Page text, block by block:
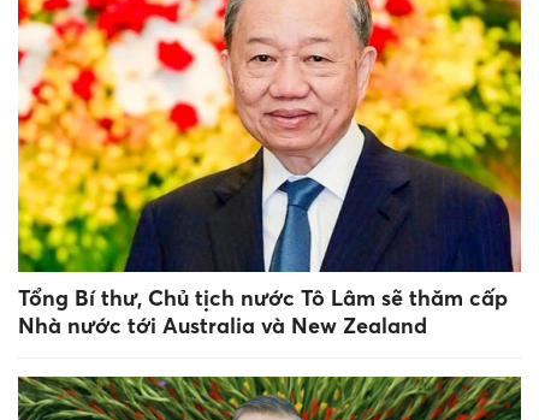
Tổng Bí thư, Chủ tịch nước Tô Lâm sẽ thăm cấp
Nhà nước tới Australia và New Zealand